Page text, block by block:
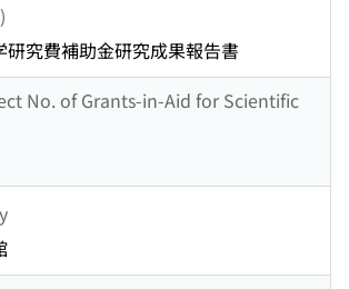
研究費補助金研究成果報告書
No. of Grants-in-Aid for Scientific